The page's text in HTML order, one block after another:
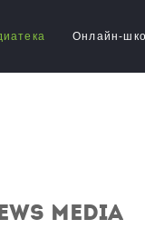
Онлайн-
Media